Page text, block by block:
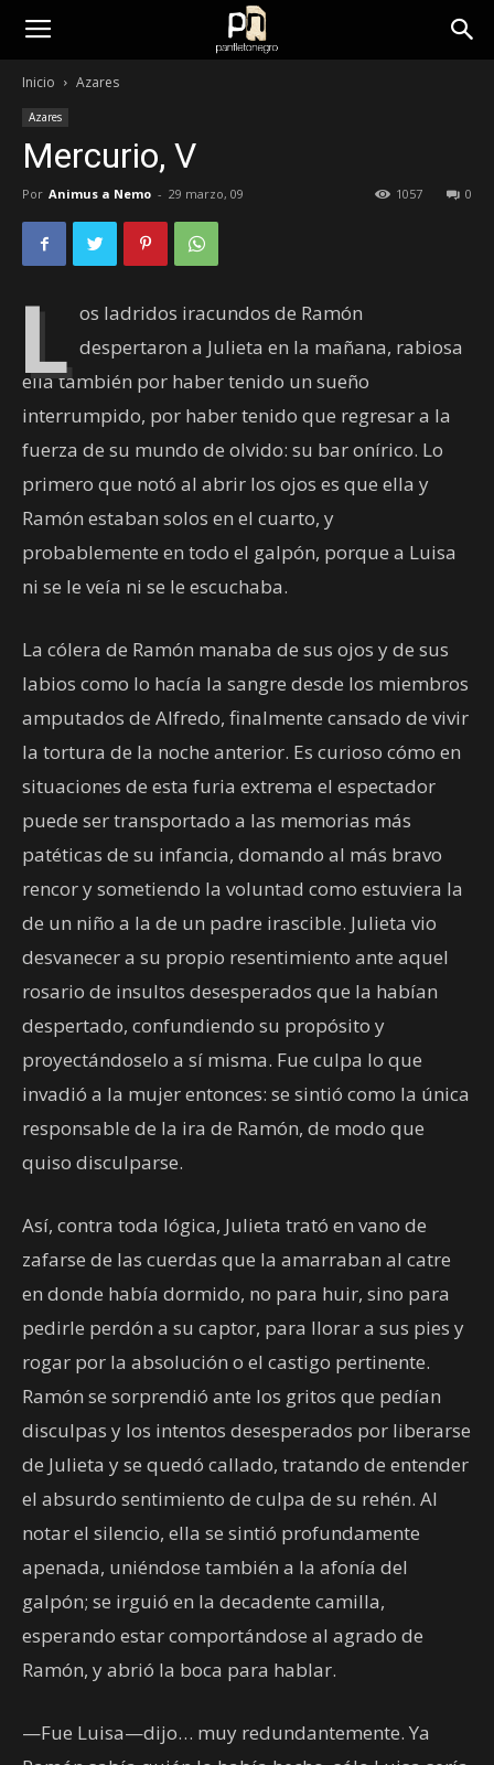
panfletonegro
Inicio Azares
Azares
Mercurio, V
Por Animus a Nemo - 29 marzo, 09 0
1057
L os ladridos iracundos de Ramón
despertaron a Julieta en la mañana, rabiosa
ella también por haber tenido un sueño
interrumpido, por haber tenido que regresar a la
fuerza de su mundo de olvido: su bar onírico. Lo
primero que notó al abrir los ojos es que ella y
Ramón estaban solos en el cuarto, y
probablemente en todo el galpón, porque a Luisa
ni se le veía ni se le escuchaba.
La cólera de Ramón manaba de sus ojos y de sus
labios como lo hacía la sangre desde los miembros
amputados de Alfredo, finalmente cansado de vivir
la tortura de la noche anterior. Es curioso cómo en
situaciones de esta furia extrema el espectador
puede ser transportado a las memorias más
patéticas de su infancia, domando al más bravo
rencor y sometiendo la voluntad como estuviera la
de un niño a la de un padre irascible. Julieta vio
desvanecer a su propio resentimiento ante aquel
rosario de insultos desesperados que la habían
despertado, confundiendo su propósito y
proyectándoselo a sí misma. Fue culpa lo que
invadió a la mujer entonces: se sintió como la única
responsable de la ira de Ramón, de modo que
quiso disculparse.
Así, contra toda lógica, Julieta trató en vano de
zafarse de las cuerdas que la amarraban al catre
en donde había dormido, no para huir, sino para
pedirle perdón a su captor, para llorar a sus pies y
rogar por la absolución o el castigo pertinente.
Ramón se sorprendió ante los gritos que pedían
disculpas y los intentos desesperados por liberarse
de Julieta y se quedó callado, tratando de entender
el absurdo sentimiento de culpa de su rehén. Al
notar el silencio, ella se sintió profundamente
apenada, uniéndose también a la afonía del
galpón; se irguió en la decadente camilla,
esperando estar comportándose al agrado de
Ramón, y abrió la boca para hablar.
—Fue Luisa—dijo… muy redundantemente. Ya